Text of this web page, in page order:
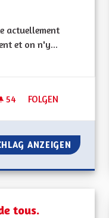
actuellement
et on n'y...
54 54 FOLLOWER
FOLGEN
POUR QUE LES
ANZEIGEN POUR
tous.